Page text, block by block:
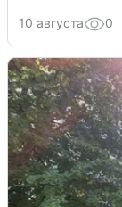
10 августа 0